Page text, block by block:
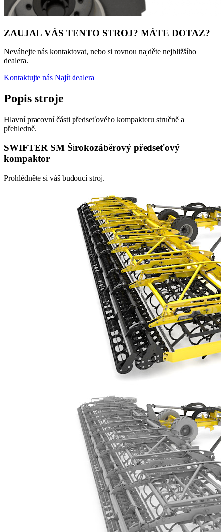
ZAUJAL VÁS TENTO STROJ? MÁTE DOTAZ?
Neváhejte nás kontaktovat, nebo si rovnou najděte nejbližšího
dealera.
Kontaktujte nás Najít dealera
Popis stroje
Hlavní pracovní části předseťového kompaktoru stručně a
přehledně.
SWIFTER SM Širokozáběrový předseťový
kompaktor
Prohlédněte si váš budoucí stroj.